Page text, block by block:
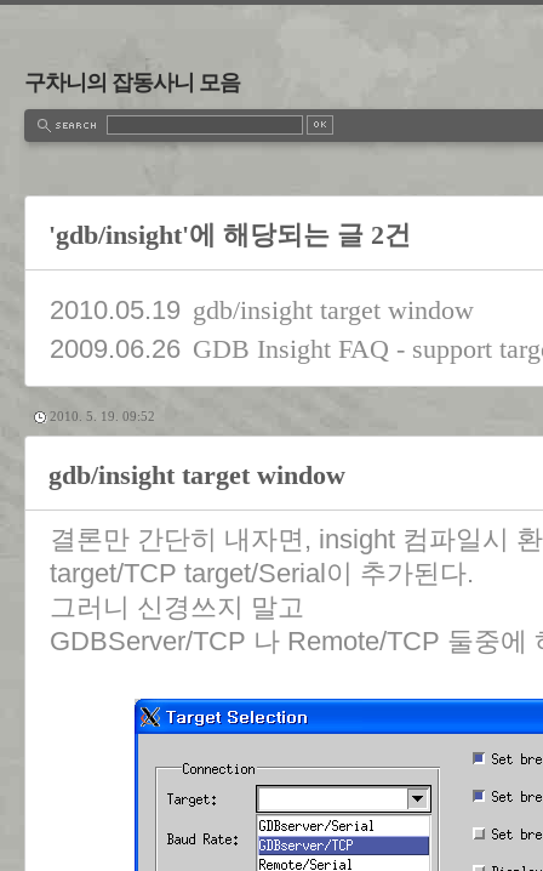
구차니의 잡동사니 모음
'gdb/insight'에 해당되는 글 2건
2010.05.19 gdb/insight target window
2009.06.26 GDB Insight FAQ - support
2010. 5. 19. 09:52
gdb/insight target window
결론만 간단히 내자면, insight 컴파일시
target/TCP target/Serial이 추가된다.
그러니 신경쓰지 말고
GDBServer/TCP 나 Remote/TCP 둘중에